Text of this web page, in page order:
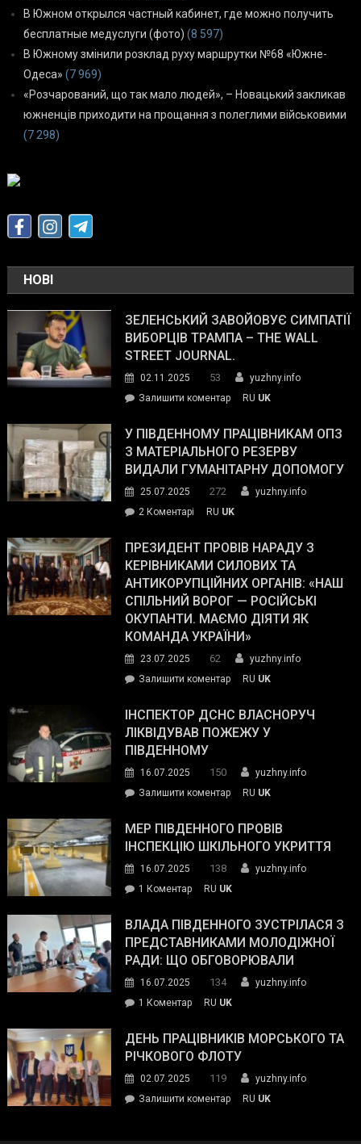
В Южном открылся частный кабинет, где можно получить
бесплатные медуслуги (фото) (8 597)
В Южному змінили розклад руху маршрутки №68 «Южне-
Одеса» (7 969)
«Розчарований, що так мало людей», – Новацький закликав
южненців приходити на прощання з полеглими військовими
(7 298)
НОВІ
ЗЕЛЕНСЬКИЙ ЗАВОЙОВУЄ СИМПАТІЇ
ВИБОРЦІВ ТРАМПА – THE WALL
STREET JOURNAL.
02.11.2025 53
yuzhny.info
Залишити коментарon
завойовує
симпатії
виборців
The
Street
Journal.
RU UK
У ПІВДЕННОМУ ПРАЦІВНИКАМ ОПЗ
З МАТЕРІАЛЬНОГО РЕЗЕРВУ
ВИДАЛИ ГУМАНІТАРНУ ДОПОМОГУ
25.07.2025 272
yuzhny.info
2 Коментарі
Південному
працівникам
ОПЗ
з
матеріального
резерву
гуманітарну
допомогу
RU UK
ПРЕЗИДЕНТ ПРОВІВ НАРАДУ З
КЕРІВНИКАМИ СИЛОВИХ ТА
АНТИКОРУПЦІЙНИХ ОРГАНІВ: «НАШ
СПІЛЬНИЙ ВОРОГ — РОСІЙСЬКІ
ОКУПАНТИ. МАЄМО ДІЯТИ ЯК
КОМАНДА УКРАЇНИ»
23.07.2025 62
yuzhny.info
Залишити коментарon
провів
нараду
силових
та
органів:
«Наш
спільний
окупанти.
Маємо
діяти
команда
RU UK
ІНСПЕКТОР ДСНС ВЛАСНОРУЧ
ЛІКВІДУВАВ ПОЖЕЖУ У
ПІВДЕННОМУ
16.07.2025 150
yuzhny.info
Залишити коментарon
ДСНС
власноруч
пожежу
у
RU UK
МЕР ПІВДЕННОГО ПРОВІВ
ІНСПЕКЦІЮ ШКІЛЬНОГО УКРИТТЯ
16.07.2025 138
yuzhny.info
1 Коментардо
Південного
провів
інспекцію
укриття
RU UK
ВЛАДА ПІВДЕННОГО ЗУСТРІЛАСЯ З
ПРЕДСТАВНИКАМИ МОЛОДІЖНОЇ
РАДИ: ЩО ОБГОВОРЮВАЛИ
16.07.2025 134
yuzhny.info
1 Коментардо
Південного
зустрілася
представниками
молодіжної
RU UK
ДЕНЬ ПРАЦІВНИКІВ МОРСЬКОГО ТА
РІЧКОВОГО ФЛОТУ
02.07.2025 119
yuzhny.info
Залишити коментарon
RU UK